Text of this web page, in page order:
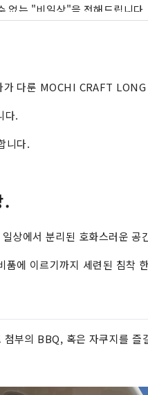
없는 "비일상"을 전해드립니다.
다룬 MOCHI CRAFT
다.
니다.
.
상에서 분리된 호화스러운 공
품에 이르기까지 세련된 침착
부의 BBQ, 혹은 자쿠지를 즐